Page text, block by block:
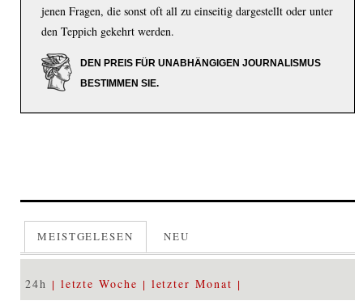
jenen Fragen, die sonst oft all zu einseitig dargestellt oder unter
den Teppich gekehrt werden.
DEN PREIS FÜR UNABHÄNGIGEN JOURNALISMUS
BESTIMMEN SIE.
MEISTGELESEN NEU
24h letzte Woche letzter Monat